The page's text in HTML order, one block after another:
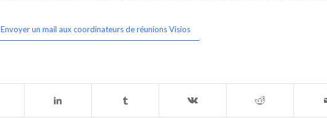
Envoyer un mail aux coordinateurs de réunions Visios